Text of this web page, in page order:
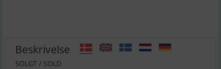
Beskrivelse
SOLGT / SOLD